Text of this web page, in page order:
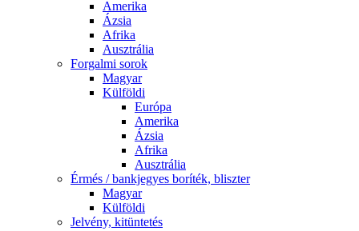
Amerika
Ázsia
Afrika
Ausztrália
Forgalmi sorok
Magyar
Külföldi
Európa
Amerika
Ázsia
Afrika
Ausztrália
Érmés / bankjegyes boríték, bliszter
Magyar
Külföldi
Jelvény, kitüntetés